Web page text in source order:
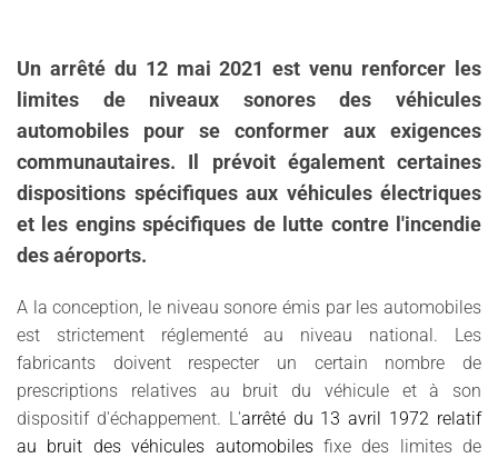
Un arrêté du 12 mai 2021 est venu renforcer les
limites de niveaux sonores des véhicules
automobiles pour se conformer aux exigences
communautaires. Il prévoit également certaines
dispositions spécifiques aux véhicules électriques
et les engins spécifiques de lutte contre l'incendie
des aéroports.
A la conception, le niveau sonore émis par les automobiles
est strictement réglementé au niveau national. Les
fabricants doivent respecter un certain nombre de
prescriptions relatives au bruit du véhicule et à son
dispositif d'échappement. L'arrêté du 13 avril 1972 relatif
au bruit des véhicules automobilesfixe des limites de